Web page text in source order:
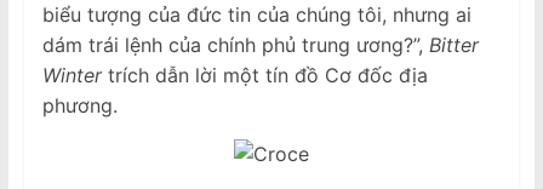
biểu tượng của đức tin của chúng tôi, nhưng ai
dám trái lệnh của chính phủ trung ương?”, Bitter
Wintertrích dẫn lời một tín đồ Cơ đốc địa
phương.